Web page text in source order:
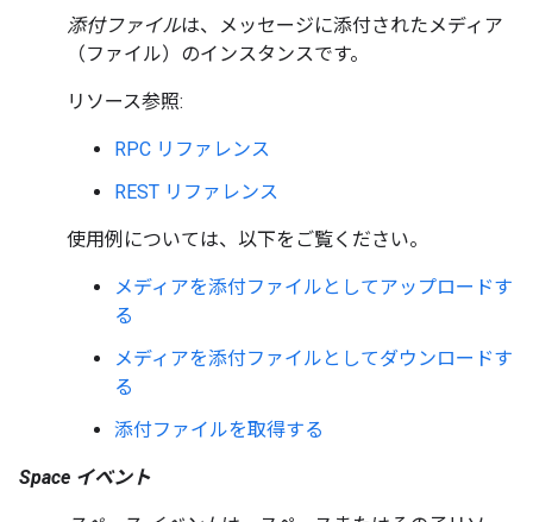
添付ファイルは、メッセージに添付されたメディア
（ファイル）のインスタンスです。
リソース参照:
RPC リファレンス
REST リファレンス
使用例については、以下をご覧ください。
メディアを添付ファイルとしてアップロードす
る
メディアを添付ファイルとしてダウンロードす
る
添付ファイルを取得する
Space イベント